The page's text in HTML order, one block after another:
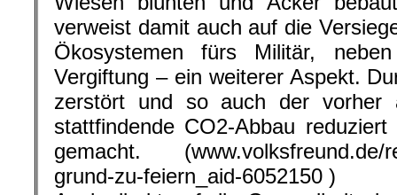
verweist damit auch auf die
Ökosystemen fürs Militär,
Vergiftung – ein weiterer Aspekt.
zerstört und so auch der vorher
stattfindende CO2-Abbau
gemacht. (www.volksfreund.de/
grund-zu-feiern_aid-6052150 )